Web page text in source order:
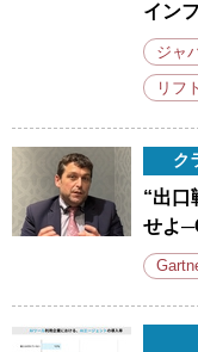
イン
ジャ
リフ
ク
“出口
せよ